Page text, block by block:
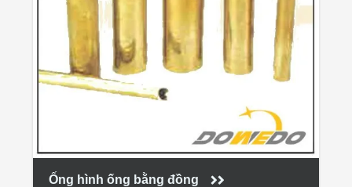
Ống hình ống bằng đồng